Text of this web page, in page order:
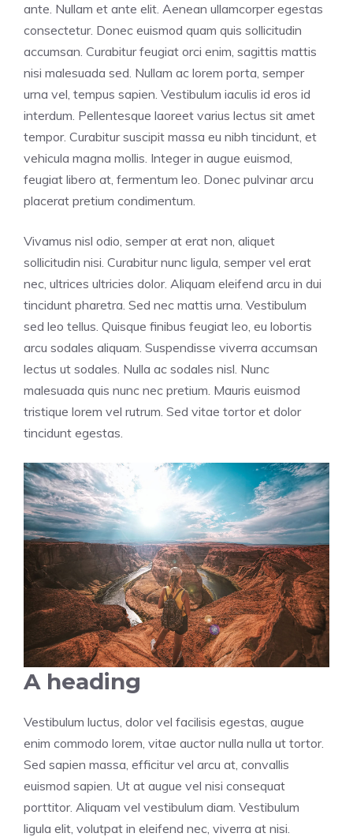
ante. Nullam et ante elit. Aenean ullamcorper egestas
consectetur. Donec euismod quam quis sollicitudin
accumsan. Curabitur feugiat orci enim, sagittis mattis
nisi malesuada sed. Nullam ac lorem porta, semper
urna vel, tempus sapien. Vestibulum iaculis id eros id
interdum. Pellentesque laoreet varius lectus sit amet
tempor. Curabitur suscipit massa eu nibh tincidunt, et
vehicula magna mollis. Integer in augue euismod,
feugiat libero at, fermentum leo. Donec pulvinar arcu
placerat pretium condimentum.
Vivamus nisl odio, semper at erat non, aliquet
sollicitudin nisi. Curabitur nunc ligula, semper vel erat
nec, ultrices ultricies dolor. Aliquam eleifend arcu in dui
tincidunt pharetra. Sed nec mattis urna. Vestibulum
sed leo tellus. Quisque finibus feugiat leo, eu lobortis
arcu sodales aliquam. Suspendisse viverra accumsan
lectus ut sodales. Nulla ac sodales nisl. Nunc
malesuada quis nunc nec pretium. Mauris euismod
tristique lorem vel rutrum. Sed vitae tortor et dolor
tincidunt egestas.
A heading
Vestibulum luctus, dolor vel facilisis egestas, augue
enim commodo lorem, vitae auctor nulla nulla ut tortor.
Sed sapien massa, efficitur vel arcu at, convallis
euismod sapien. Ut at augue vel nisi consequat
porttitor. Aliquam vel vestibulum diam. Vestibulum
ligula elit, volutpat in eleifend nec, viverra at nisi.